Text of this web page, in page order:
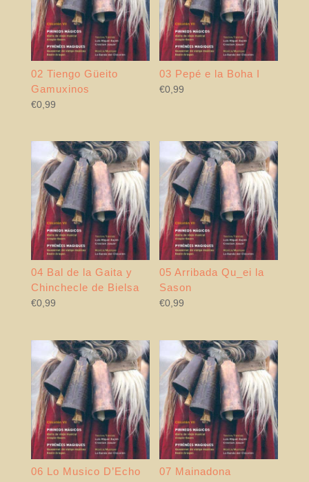
02 Tiengo Güeito
Gamuxinos
€0,99
03 Pepé e la Boha I
€0,99
04 Bal de la Gaita y
Chinchecle de Bielsa
€0,99
05 Arribada Qu_ei la
Sason
€0,99
06 Lo Musico D’Echo 07 Mainadona